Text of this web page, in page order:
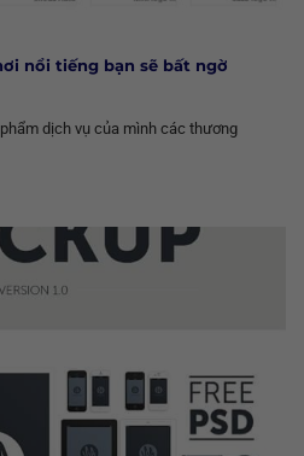
nổi tiếng bạn sẽ bất ngờ
dịch vụ của mình các thương